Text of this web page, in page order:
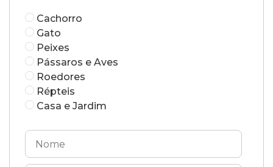
Cachorro
Gato
Peixes
Pássaros e Aves
Roedores
Répteis
Casa e Jardim